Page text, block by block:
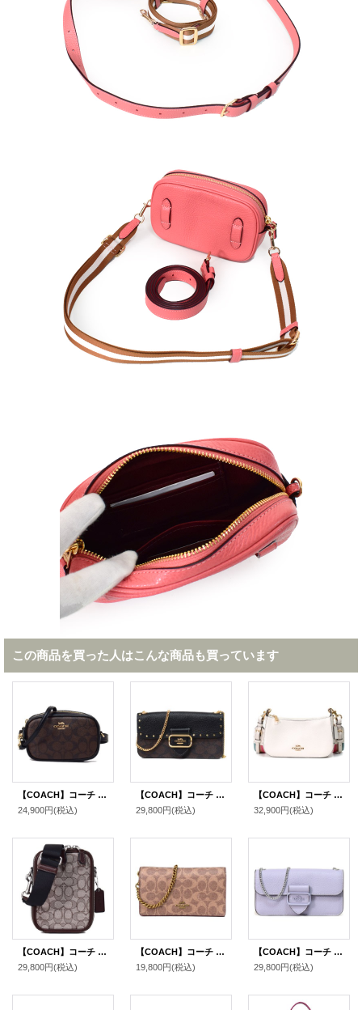
この商品を買った人はこんな商品も買っています
【COACH】コーチ コーティングキャンバス スムースレザー シグネチャー コンバーチブル ベルトバッグ 3way ショルダー 斜め掛け クラッチ ウエスト ヒップバッグ ブラウン×ブラック〔日本未発売〕
24,900円(税込)
【COACH】コーチ コーティングキャンバス レザー シグネチャー モーガン スタッズ クロスボディ カラーブロック 斜め掛け スマホショルダー チェーン ショルダー クラッチ バッグ ブラウンブラックマルチ（日本未発売）
29,800円(税込)
【COACH】コーチ ぺブルレザー ロゴ ジェス バゲット クロスボディ 斜め掛け ショルダーバッグ チャーク（日本未発売）
32,900円(税込)
【COACH】コーチ バッグ ジャガード レザー シグネチャー スタントン 2WAY クロスボディ 斜め掛け ショルダー バッグ オーク×メイプル〔日本未発売〕
29,800円(税込)
【COACH】コーチ シグネチャー コンバーチブル ベルトバッグ 3way チェーン ショルダー 斜め掛け クラッチ ウエスト ヒップバッグ タン×ラスト〔日本未発売〕
19,800円(税込)
【COACH】コーチ ぺブルレザー モーガン クロスボディ 斜め掛け スマホショルダー チェーン ショルダー クラッチ バッグ ミスト（日本未発売）
29,800円(税込)